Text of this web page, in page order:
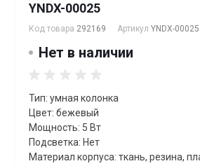
YNDX-00025
Код товара 292169 Артикул YNDX-00025
Нет в наличии
Тип: умная колонка
Цвет: бежевый
Мощность: 5 Вт
Подсветка: Нет
Материал корпуса: ткань, резина,